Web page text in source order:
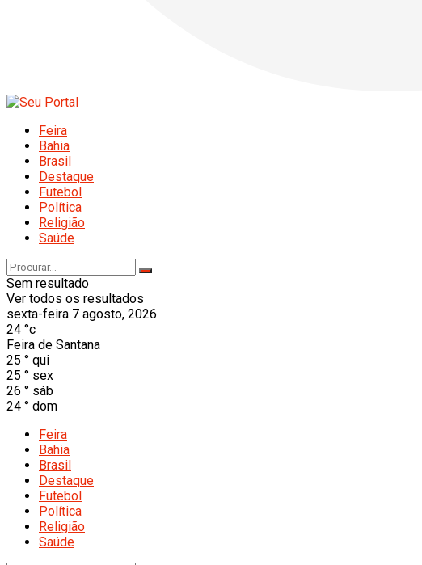
Feira
Bahia
Brasil
Destaque
Futebol
Política
Religião
Saúde
Sem resultado
Ver todos os resultados
sexta-feira 7 agosto, 2026
24 °c
Feira de Santana
25 ° qui
25 ° sex
26 ° sáb
24 ° dom
Feira
Bahia
Brasil
Destaque
Futebol
Política
Religião
Saúde